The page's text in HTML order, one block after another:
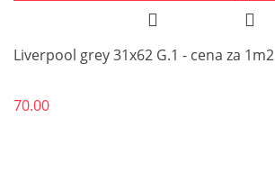
Liverpool grey 31x62 G.1 - cena za 1m2
70.00